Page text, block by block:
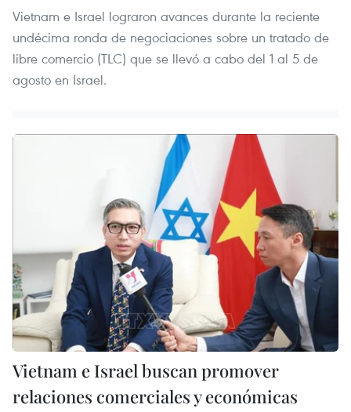
Vietnam e Israel lograron avances durante la reciente
undécima ronda de negociaciones sobre un tratado de
libre comercio (TLC) que se llevó a cabo del 1 al 5 de
agosto en Israel.
Vietnam e Israel buscan promover
relaciones comerciales y económicas